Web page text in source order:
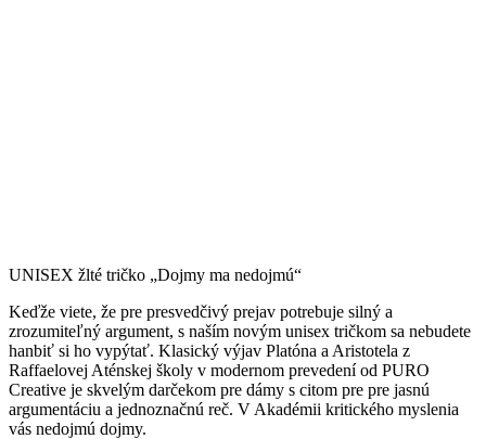
UNISEX žlté tričko „Dojmy ma nedojmú“
Keďže viete, že pre presvedčivý prejav potrebuje silný a
zrozumiteľný argument, s naším novým unisex tričkom sa nebudete
hanbiť si ho vypýtať. Klasický výjav Platóna a Aristotela z
Raffaelovej Aténskej školy v modernom prevedení od PURO
Creative je skvelým darčekom pre dámy s citom pre pre jasnú
argumentáciu a jednoznačnú reč. V Akadémii kritického myslenia
vás nedojmú dojmy.